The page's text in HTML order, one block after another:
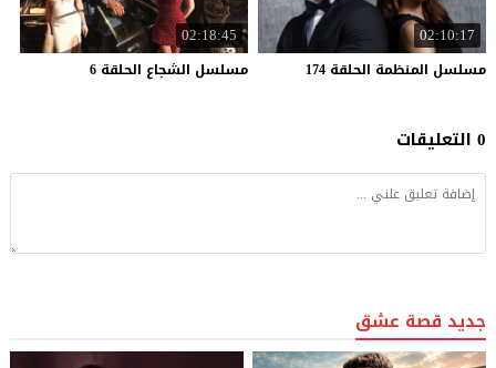
02:10:17
مسلسل المنظمة الحلقة 174
02:18:45
مسلسل الشجاع الحلقة 6
0 التعليقات
جديد قصة عشق